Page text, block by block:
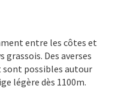
entre les côtes et
grassois. Des averses
sont possibles autour
légère dès 1100m.